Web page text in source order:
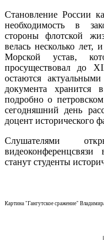
Становление России
необходимость в
стороны флотской
велась несколько лет,
Морской устав,
просуществовал до
остаются
документа хранится
подробно о
сегодняшний день
доцент исторического
Слушателями
станут студенты
Картина "Гангутское сражение"